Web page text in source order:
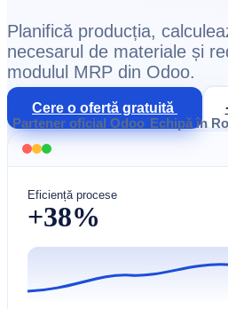
Planifică producția,
necesarul de materiale și
modulul MRP din Odoo.
Cere o ofertă gratuită
Partener oficial Odoo Echipă în
Eficiență procese
+38%